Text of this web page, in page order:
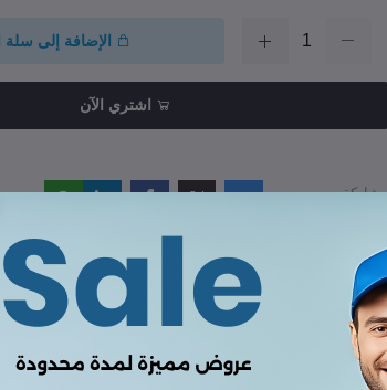
الإضافة إلى سلة
اشتري الآن